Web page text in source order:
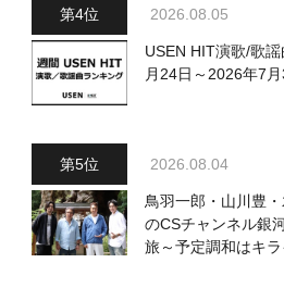
2026.08.05
USEN HIT演歌/歌
月24日～2026年7月
2026.08.04
鳥羽一郎・山川豊
のCSチャンネル銀
旅～予定調和はキ